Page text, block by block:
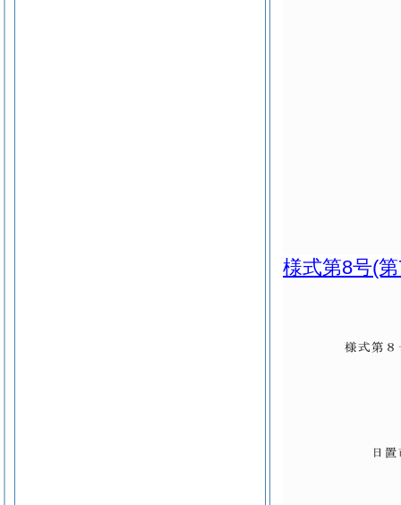
様式第8号(